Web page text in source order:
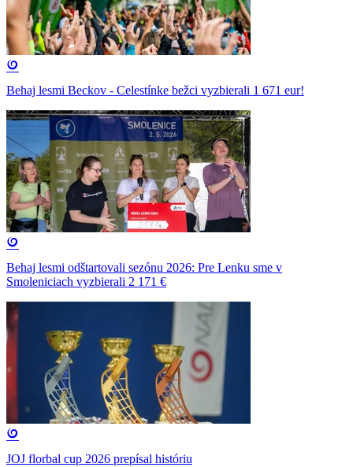
Behaj lesmi Beckov - Celestínke bežci vyzbierali 1 671 eur!
Behaj lesmi odštartovali sezónu 2026: Pre Lenku sme v
Smoleniciach vyzbierali 2 171 €
JOJ florbal cup 2026 prepísal históriu